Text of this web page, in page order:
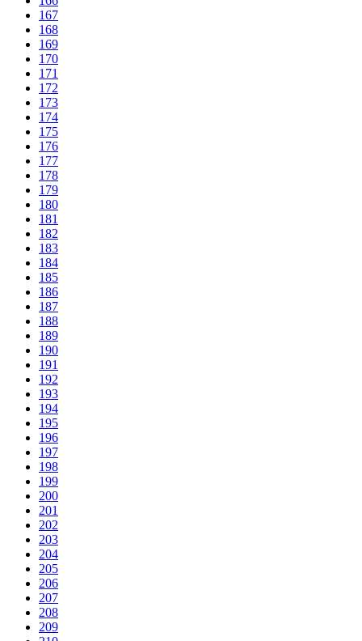
167
168
169
170
171
172
173
174
175
176
177
178
179
180
181
182
183
184
185
186
187
188
189
190
191
192
193
194
195
196
197
198
199
200
201
202
203
204
205
206
207
208
209